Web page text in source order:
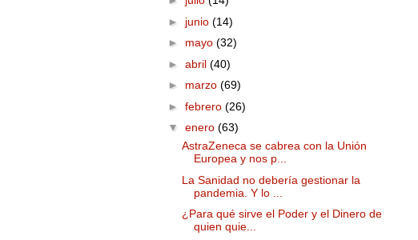
► junio (14)
► mayo (32)
► abril (40)
► marzo (69)
► febrero (26)
▼ enero (63)
AstraZeneca se cabrea con la Unión
Europea y nos p...
La Sanidad no debería gestionar la
pandemia. Y lo ...
¿Para qué sirve el Poder y el Dinero de
quien quie...